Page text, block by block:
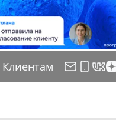
Клиентам